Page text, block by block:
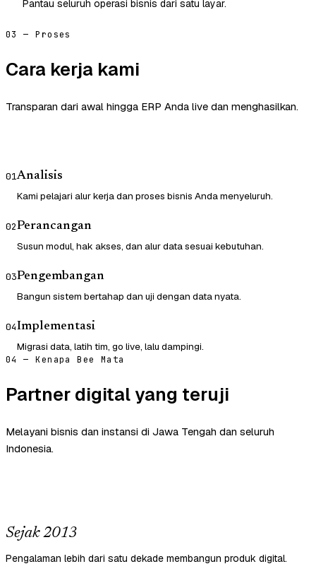
Pantau seluruh operasi bisnis dari satu layar.
03 — Proses
Cara kerja kami
Transparan dari awal hingga ERP Anda live dan menghasilkan.
01Analisis
Kami pelajari alur kerja dan proses bisnis Anda menyeluruh.
02Perancangan
Susun modul, hak akses, dan alur data sesuai kebutuhan.
03Pengembangan
Bangun sistem bertahap dan uji dengan data nyata.
04Implementasi
Migrasi data, latih tim, go live, lalu dampingi.
04 — Kenapa Bee Mata
Partner digital yang teruji
Melayani bisnis dan instansi di Jawa Tengah dan seluruh
Indonesia.
Sejak 2013
Pengalaman lebih dari satu dekade membangun produk digital.